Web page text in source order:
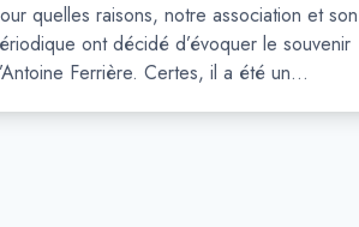
quelles raisons, notre association et son
ont décidé d’évoquer le souvenir
Ferrière. Certes, il a été un…